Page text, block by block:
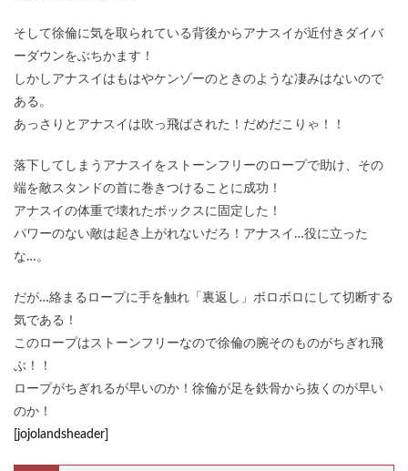
そして徐倫に気を取られている背後からアナスイが近付きダイバ
ーダウンをぶちかます！
しかしアナスイはもはやケンゾーのときのような凄みはないので
ある。
あっさりとアナスイは吹っ飛ばされた！だめだこりゃ！！
落下してしまうアナスイをストーンフリーのロープで助け、その
端を敵スタンドの首に巻きつけることに成功！
アナスイの体重で壊れたボックスに固定した！
パワーのない敵は起き上がれないだろ！アナスイ…役に立った
な…。
だが…絡まるロープに手を触れ「裏返し」ボロボロにして切断する
気である！
このロープはストーンフリーなので徐倫の腕そのものがちぎれ飛
ぶ！！
ロープがちぎれるが早いのか！徐倫が足を鉄骨から抜くのが早い
のか！
[jojolandsheader]